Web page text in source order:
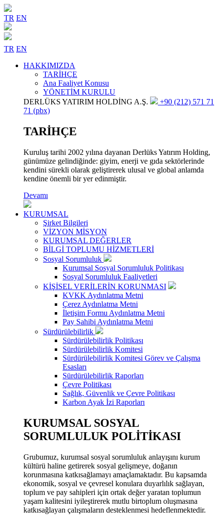
TR EN
TR EN
HAKKIMIZDA
TARİHÇE
Ana Faaliyet Konusu
YÖNETİM KURULU
DERLÜKS YATIRIM HOLDİNG A.Ş.
+90 (212) 571 71
71 (pbx)
TARİHÇE
Kuruluş tarihi 2002 yılına dayanan Derlüks Yatırım Holding,
günümüze gelindiğinde: giyim, enerji ve gıda sektörlerinde
kendini sürekli olarak geliştirerek ulusal ve global anlamda
kendine önemli bir yer edinmiştir.
Devamı
KURUMSAL
Şirket Bilgileri
VİZYON MİSYON
KURUMSAL DEĞERLER
BİLGİ TOPLUMU HİZMETLERİ
Sosyal Sorumluluk
Kurumsal Sosyal Sorumluluk Politikası
Sosyal Sorumluluk Faaliyetleri
KİŞİSEL VERİLERİN KORUNMASI
KVKK Aydınlatma Metni
Çerez Aydınlatma Metni
İletişim Formu Aydınlatma Metni
Pay Sahibi Aydınlatma Metni
Sürdürülebilirlik
Sürdürülebilirlik Politikası
Sürdürülebilirlik Komitesi
Sürdürülebilirlik Komitesi Görev ve Çalışma
Esasları
Sürdürülebilirlik Raporları
Çevre Politikası
Sağlık, Güvenlik ve Çevre Politikası
Karbon Ayak İzi Raporları
KURUMSAL SOSYAL
SORUMLULUK POLİTİKASI
Grubumuz, kurumsal sosyal sorumluluk anlayışını kurum
kültürü haline getirerek sosyal gelişmeye, doğanın
korunmasına katkısağlamayı amaçlamaktadır. Bu kapsamda
ekonomik, sosyal ve çevresel konulara duyarlılık sağlayan,
toplum ve pay sahipleri için ortak değer yaratan toplumun
yaşam kalitesini iyileştirerek mutlu birtoplum oluşmasına
katkısağlayan çalışmaların desteklenmesi hedeflenmektedir.